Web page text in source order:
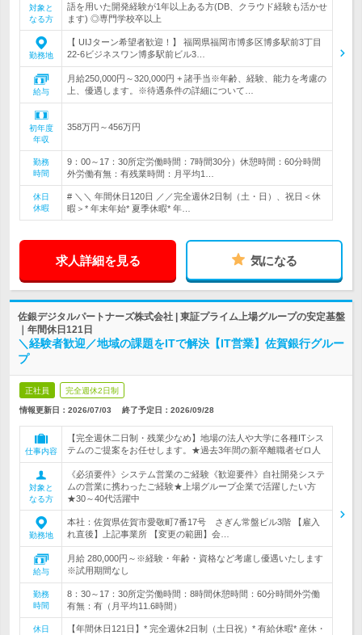
対象と
なる方
語を用いた開発経験が1年以上ある方(DB、クラウド経験も活かせ
ます) ◎専門学校卒以上
勤務地
【 UIJターン希望者歓迎！】 福岡県福岡市博多区博多駅前3丁目
22-6ビジネスワン博多駅前ビル3…
給与
月給250,000円～320,000円 + 諸手当※年齢、経験、能力を考慮の
上、優遇します。※待遇条件の詳細について…
初年度
年収
358万円～456万円
勤務
時間
9：00～17：30所定労働時間：7時間30分）休憩時間：60分時間
外労働有無：有残業時間：月平均1…
休日
休暇
# ＼＼ 年間休日120日 ／／完全週休2日制（土・日）、祝日＜休
暇＞* 年末年始* 夏季休暇* 年…
求人詳細を見る 気になる
佐銀デジタルパートナーズ株式会社 | 東証プライム上場グループの安定基盤
｜年間休日121日
＼経験者歓迎／地域の課題をITで解決【IT営業】佐賀銀行グルー
プ
正社員 完全週休2日制
情報更新日：2026/07/03 終了予定日： 2026/09/28
仕事内容
【完全週休二日制・残業少なめ】地場の法人や大学に各種ITシス
テムのご提案をお任せします。★過去3年間の新卒離職者ゼロ人
対象と
なる方
《必須要件》システム営業のご経験《歓迎要件》自社開発システ
ムの営業に携わったご経験★上場グループ企業で活躍したい方
★30～40代活躍中
勤務地
本社：佐賀県佐賀市愛敬町7番17号 さぎん常盤ビル3階 【雇入
れ直後】上記事業所 【変更の範囲】会…
給与
月給 280,000円～※経験・年齢・資格など考慮し優遇いたします
※試用期間なし
勤務
時間
8：30～17：30所定労働時間：8時間休憩時間：60分時間外労働
有無：有（月平均11.6時間）
休日
【年間休日121日】* 完全週休2日制（土日祝）* 有給休暇* 産休・